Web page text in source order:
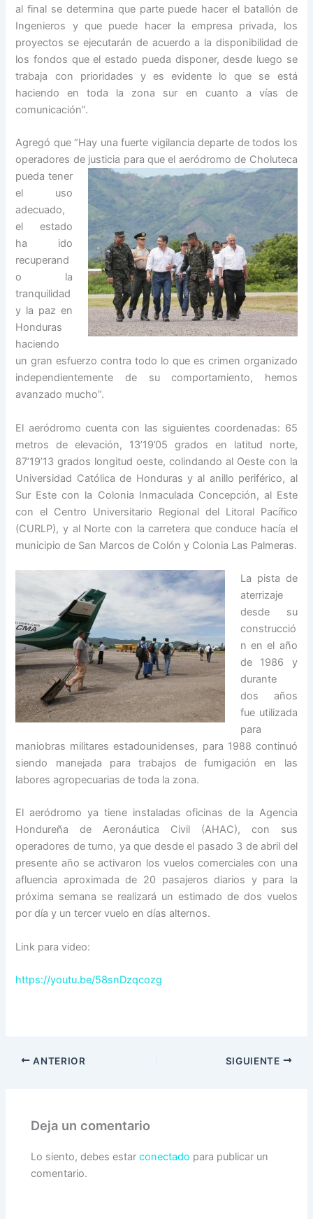
al final se determina que parte puede hacer el batallón de
Ingenieros y que puede hacer la empresa privada, los
proyectos se ejecutarán de acuerdo a la disponibilidad de
los fondos que el estado pueda disponer, desde luego se
trabaja con prioridades y es evidente lo que se está
haciendo en toda la zona sur en cuanto a vías de
comunicación”.
Agregó que “Hay una fuerte vigilancia departe de todos los
operadores de justicia para que el aeródromo de Choluteca
pueda tener
el uso
adecuado,
el estado
ha ido
recuperand
o la
tranquilidad
y la paz en
Honduras
haciendo
un gran esfuerzo contra todo lo que es crimen organizado
independientemente de su comportamiento, hemos
avanzado mucho”.
El aeródromo cuenta con las siguientes coordenadas: 65
metros de elevación, 13’19’05 grados en latitud norte,
87’19’13 grados longitud oeste, colindando al Oeste con la
Universidad Católica de Honduras y al anillo periférico, al
Sur Este con la Colonia Inmaculada Concepción, al Este
con el Centro Universitario Regional del Litoral Pacífico
(CURLP), y al Norte con la carretera que conduce hacía el
municipio de San Marcos de Colón y Colonia Las Palmeras.
La pista de
aterrizaje
desde su
construcció
n en el año
de 1986 y
durante
dos años
fue utilizada
para
maniobras militares estadounidenses, para 1988 continuó
siendo manejada para trabajos de fumigación en las
labores agropecuarias de toda la zona.
El aeródromo ya tiene instaladas oficinas de la Agencia
Hondureña de Aeronáutica Civil (AHAC), con sus
operadores de turno, ya que desde el pasado 3 de abril del
presente año se activaron los vuelos comerciales con una
afluencia aproximada de 20 pasajeros diarios y para la
próxima semana se realizará un estimado de dos vuelos
por día y un tercer vuelo en días alternos.
Link para video:
https://youtu.be/58snDzqcozg
ANTERIOR SIGUIENTE
Deja un comentario
Lo siento, debes estarconectado para publicar un
comentario.